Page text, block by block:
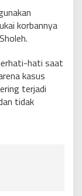
korbannya
hati saat
kasus
terjadi
tidak